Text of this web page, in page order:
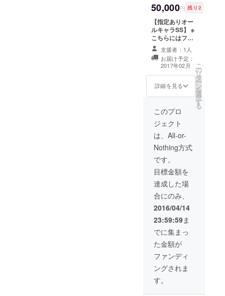
プレザントの抱
き枕を先行して
お届けします。
DLできる「おや
すみ、おはよう
ボイス」付きで
す。 プロジェク
ト成立の場合、
抱き枕だけ先に
ます。
50,000円 残り2
【指定ありオー
ルキャラSS】 ※
こちらにはフル
ボイス製品版
データがはいり
ません。オプ
ションとしてご
利用ください。
シチュエー
キャラ登場SSを
書かせていただ
きます。こちら
には基本的に性
表現が入りませ
ん。
支援者：1人
お届け予定：
2017年02月
詳細を見る
こ
の
リ
タ
ー
ン
を
選
択
す
る
このプロ
ジェクト
は、All-or-
Nothing方式
です。
目標金額を
達成した場
合にのみ、
2016/04/14
23:59:59ま
でに集まっ
た金額が
ファンディ
ングされま
す。